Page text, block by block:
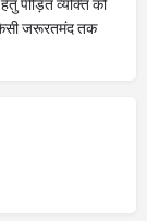
पीड़ित व्यक्ति को
जरूरतमंद तक